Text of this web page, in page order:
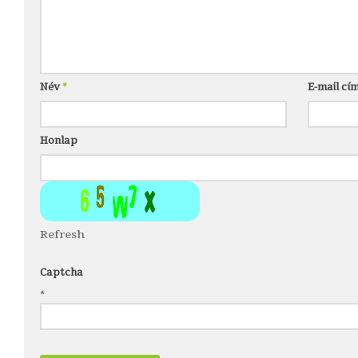
Név* E-mail
Honlap
Refresh
Captcha
*